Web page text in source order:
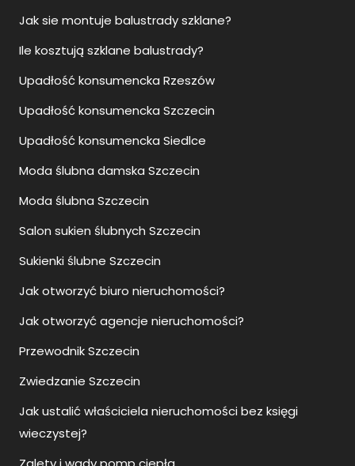
Jak sie montuje balustrady szklane?
Ile kosztują szklane balustrady?
Upadłość konsumencka Rzeszów
Upadłość konsumencka Szczecin
Upadłość konsumencka Siedlce
Moda ślubna damska Szczecin
Moda ślubna Szczecin
Salon sukien ślubnych Szczecin
Sukienki ślubne Szczecin
Jak otworzyć biuro nieruchomości?
Jak otworzyć agencje nieruchomości?
Przewodnik Szczecin
Zwiedzanie Szczecin
Jak ustalić właściciela nieruchomości bez księgi
wieczystej?